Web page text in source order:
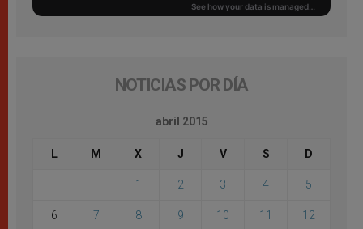
NOTICIAS POR DÍA
abril 2015
L M X J V S D
1 2 3 4 5
6 7 8 9 10 11 12